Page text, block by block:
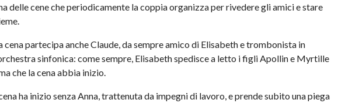
delle cene che periodicamente la coppia organizza per rivedere gli amici e stare
cena partecipa anche Claude, da sempre amico di Elisabeth e trombonista in
sinfonica: come sempre, Elisabeth spedisce a letto i figli Apollin e Myrtille
che la cena abbia inizio.
ha inizio senza Anna, trattenuta da impegni di lavoro, e prende subito una piega